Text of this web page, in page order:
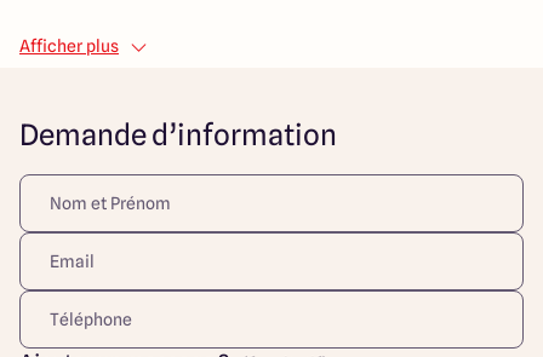
Le vaste espace de vie, lumineux et bien agencé,
favorisera votre quotidien, tandis que la proximité avec la
chaque espace, créant ainsi une ambiance conviviale
Le terrain, parfaitement exposé, vous permettra de
profiter d’espaces extérieurs propices aux activités en
plein air et moments de détente. Imaginez des après-
midis ensoleillés passés dans votre jardin, où vos enfants
pourront jouer en toute sécurité.
Ce projet est une opportunité à ne pas manquer pour les
Afficher plus
Demande d’information